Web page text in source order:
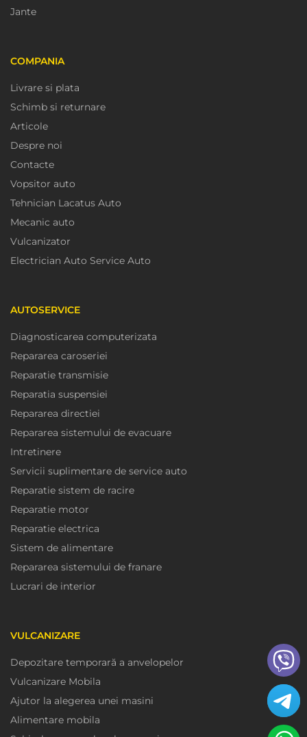
Jante
COMPANIA
Livrare si plata
Schimb si returnare
Articole
Despre noi
Contacte
Vopsitor auto
Tehnician Lacatus Auto
Mecanic auto
Vulcanizator
Electrician Auto Service Auto
AUTOSERVICE
Diagnosticarea computerizata
Repararea caroseriei
Reparatie transmisie
Reparatia suspensiei
Repararea directiei
Repararea sistemului de evacuare
Intretinere
Servicii suplimentare de service auto
Reparatie sistem de racire
Reparatie motor
Reparatie electrica
Sistem de alimentare
Repararea sistemului de franare
Lucrari de interior
VULCANIZARE
Depozitare temporară a anvelopelor
Vulcanizare Mobila
Ajutor la alegerea unei masini
Alimentare mobila